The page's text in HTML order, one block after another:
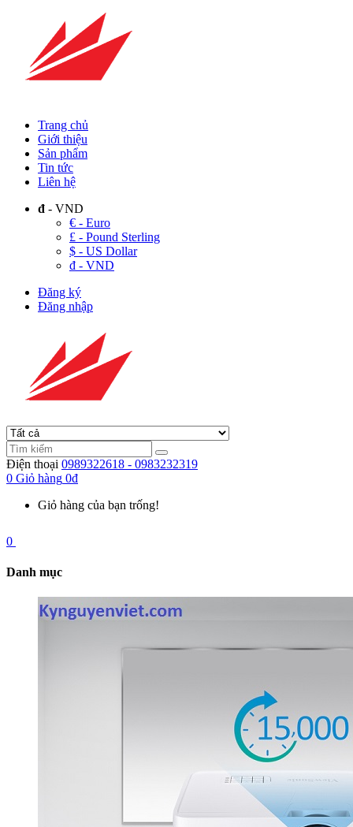
Trang chủ
Giới thiệu
Sản phẩm
Tin tức
Liên hệ
đ - VND
€ - Euro
£ - Pound Sterling
$ - US Dollar
đ - VND
Đăng ký
Đăng nhập
Điện thoại 0989322618 - 0983232319
0 Giỏ hàng 0đ
Giỏ hàng của bạn trống!
0
Danh mục